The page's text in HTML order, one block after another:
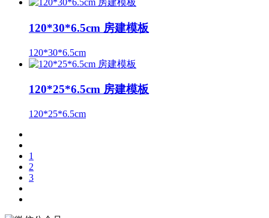
120*30*6.5cm 房建模板
120*30*6.5cm
120*25*6.5cm 房建模板
120*25*6.5cm
1
2
3